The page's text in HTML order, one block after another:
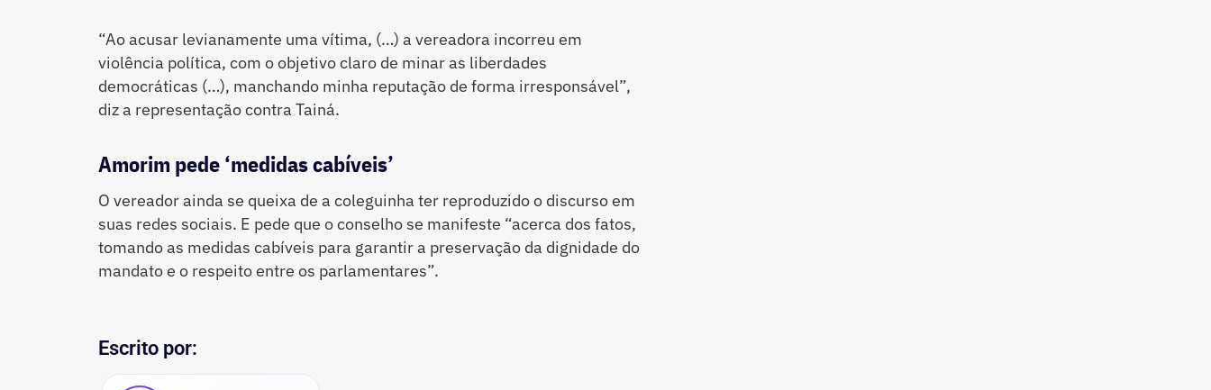
“Ao acusar levianamente uma vítima, (…) a vereadora incorreu em
violência política, com o objetivo claro de minar as liberdades
democráticas (…), manchando minha reputação de forma irresponsável”,
diz a representação contra Tainá.
Amorim pede ‘medidas cabíveis’
O vereador ainda se queixa de a coleguinha ter reproduzido o discurso em
suas redes sociais. E pede que o conselho se manifeste “acerca dos fatos,
tomando as medidas cabíveis para garantir a preservação da dignidade do
mandato e o respeito entre os parlamentares”.
Escrito por: